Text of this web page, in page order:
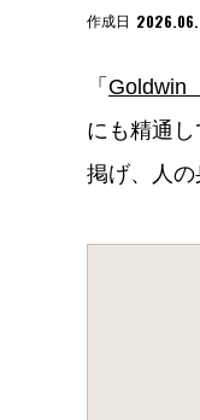
作成日
「 Goldwin
にも精通
掲げ、人